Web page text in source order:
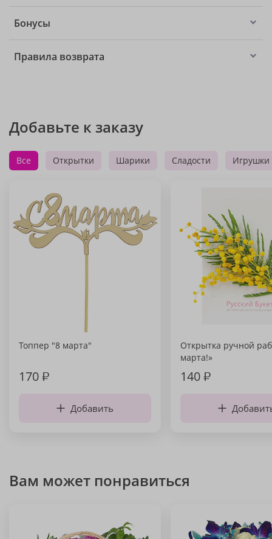
Бонусы
Правила возврата
Добавьте к заказу
Все Открытки Шарики Сладости Игрушки
Топпер "8 марта"
170₽
Добавить
Открытка ручной
марта!»
140₽
Вам может понравиться